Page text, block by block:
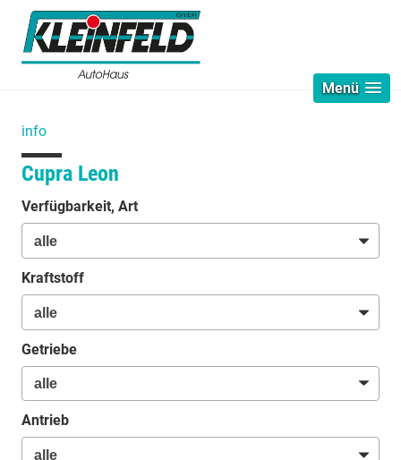
Menü
info
Cupra Leon
Verfügbarkeit, Art
Kraftstoff
Getriebe
Antrieb